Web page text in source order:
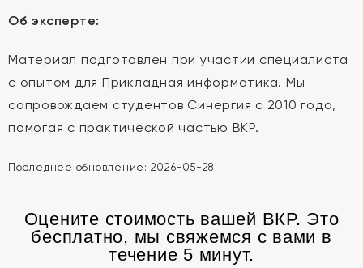
Об эксперте:
Материал подготовлен при участии специалиста
с опытом для Прикладная информатика. Мы
сопровождаем студентов Синергия с 2010 года,
помогая с практической частью ВКР.
Последнее обновление: 2026-05-28
Оцените стоимость вашей ВКР. Это
бесплатно, мы свяжемся с вами в
течение 5 минут.